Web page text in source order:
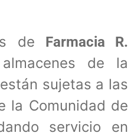
de Farmacia R.
de la
sujetas a las
la Comunidad de
servicio en